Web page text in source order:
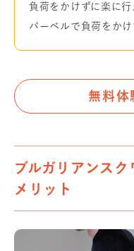
負荷をかけずに楽に
バーベルで負荷をか
無料体
ブルガリアンス
メリット